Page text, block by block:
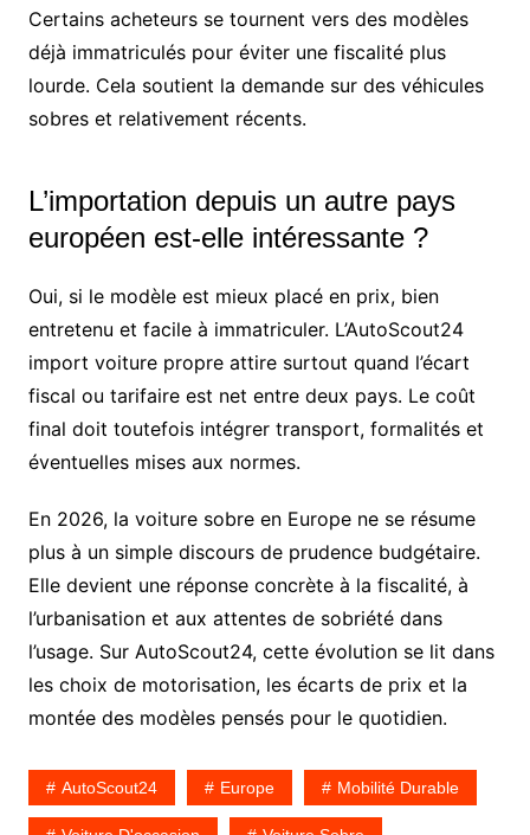
Certains acheteurs se tournent vers des modèles
déjà immatriculés pour éviter une fiscalité plus
lourde. Cela soutient la demande sur des véhicules
sobres et relativement récents.
L’importation depuis un autre pays
européen est-elle intéressante ?
Oui, si le modèle est mieux placé en prix, bien
entretenu et facile à immatriculer. L’AutoScout24
import voiture propre attire surtout quand l’écart
fiscal ou tarifaire est net entre deux pays. Le coût
final doit toutefois intégrer transport, formalités et
éventuelles mises aux normes.
En 2026, la voiture sobre en Europe ne se résume
plus à un simple discours de prudence budgétaire.
Elle devient une réponse concrète à la fiscalité, à
l’urbanisation et aux attentes de sobriété dans
l’usage. Sur AutoScout24, cette évolution se lit dans
les choix de motorisation, les écarts de prix et la
montée des modèles pensés pour le quotidien.
AutoScout24 Europe Mobilité Durable